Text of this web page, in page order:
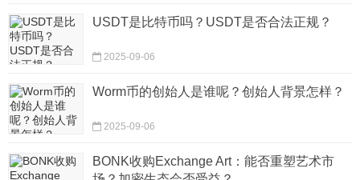
USDT是比特币吗？USDT是否合法正规？
2025-09-06
Worm币的创始人是谁呢？创始人背景怎样？
2025-09-06
BONK收购Exchange Art：能否重塑艺术市